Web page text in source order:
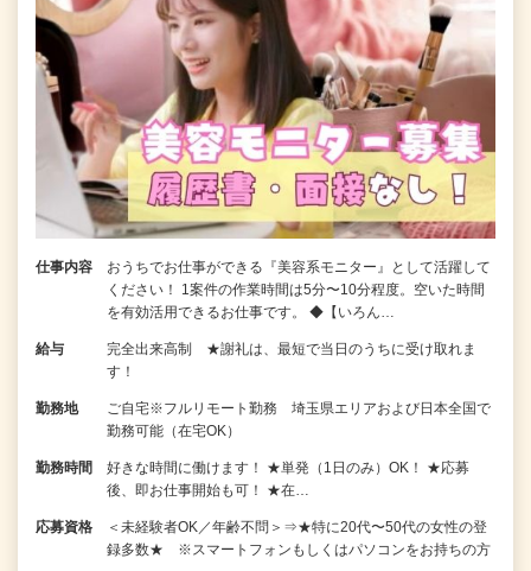
仕事内容
おうちでお仕事ができる『美容系モニター』として活躍して
ください！ 1案件の作業時間は5分〜10分程度。空いた時間
を有効活用できるお仕事です。 ◆【いろん…
給与
完全出来高制 ★謝礼は、最短で当日のうちに受け取れま
す！
勤務地
ご自宅※フルリモート勤務 埼玉県エリアおよび日本全国で
勤務可能（在宅OK）
勤務時間
好きな時間に働けます！ ★単発（1日のみ）OK！ ★応募
後、即お仕事開始も可！ ★在…
応募資格
＜未経験者OK／年齢不問＞⇒★特に20代〜50代の女性の登
録多数★ ※スマートフォンもしくはパソコンをお持ちの方